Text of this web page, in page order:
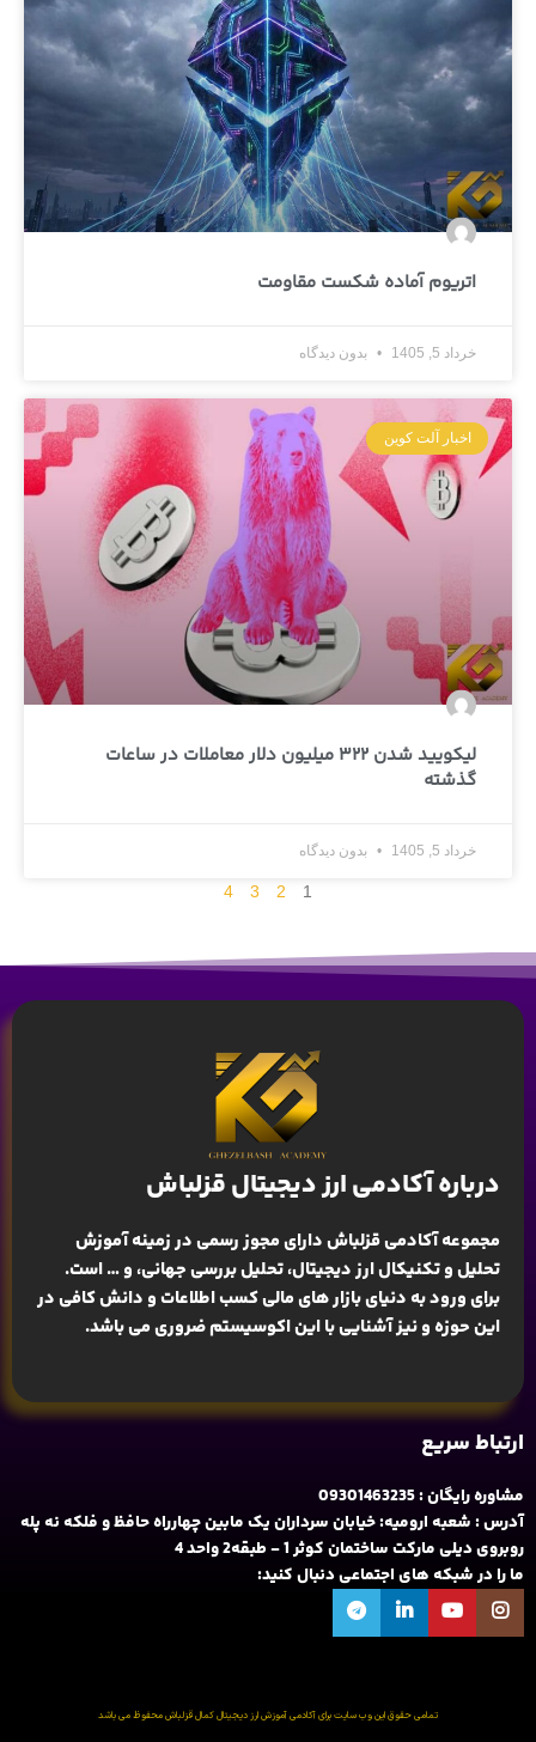
اتریوم آماده شکست مقاومت
خرداد 5, 1405 بدون دیدگاه
اخبار آلت کوین
لیکویید شدن 322 میلیون دلار معاملات در ساعات
گذشته
خرداد 5, 1405 بدون دیدگاه
1
2
3
4
درباره آکادمی ارز دیجیتال قزلباش
مجموعه آکادمی قزلباش دارای مجوز رسمی در زمینهآموزش
تحلیل و تکنیکال ارز دیجیتال، تحلیل بررسی جهانی، و … است.
برای ورود به دنیای بازار های مالی کسب اطلاعات و دانش کافی در
این حوزه و نیز آشنایی با این اکوسیستم ضروری می باشد.
ارتباط سریع
مشاوره رایگان : 09301463235
آدرس : شعبه ارومیه: خیابان سرداران یک مابین چهارراه حافظ و فلکه نه پله
روبروی دیلی مارکت ساختمان کوثر 1 - طبقه2 واحد 4
ما را در شبکه های اجتماعی دنبال کنید:
تمامی حقوق این وب سایت برای آکادمی آموزش ارز دیجیتال کمال قزلباش محفوظ می باشد